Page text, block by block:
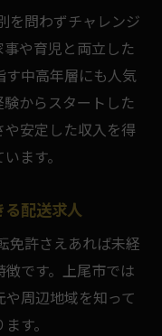
を問わずチャレンジ
や育児と両立した
す中高年層にも人気
からスタートした
安定した収入を得
ます。
配送求人
免許さえあれば未経
です。上尾市では
周辺地域を知って
す。